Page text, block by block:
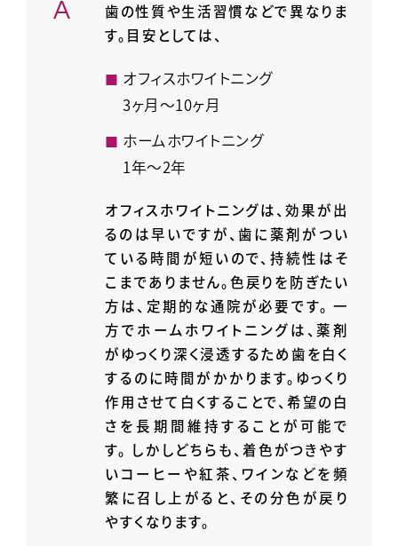
歯の性質や生活習慣などで異なりま
す。 目安としては、
オフィスホワイトニング
3ヶ月～10ヶ月
ホームホワイトニング
1年～2年
オフィスホワイトニングは、効果が出
るのは早いですが、歯に薬剤がつい
ている時間が短いので、持続性はそ
こまでありません。色戻りを防ぎたい
方は、定期的な通院が必要です。 一
方でホームホワイトニングは、薬剤
がゆっくり深く浸透するため歯を白く
するのに時間がかかります。ゆっくり
作用させて白くすることで、希望の白
さを長期間維持することが可能で
す。 しかしどちらも、着色がつきやす
いコーヒーや紅茶、ワインなどを頻
繁に召し上がると、その分色が戻り
やすくなります。